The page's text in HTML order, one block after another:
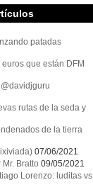
patadas
que están DFM
rutas de la seda y
de la tierra
07/06/2021
Bratto 09/05/2021
Lorenzo: luditas vs